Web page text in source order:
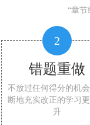
“章
2
错题重做
不放过任何得分的机
断地充实改正的学习
升